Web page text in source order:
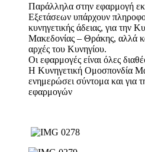
Παράλληλα στην εφαρμογή
Εξετάσεων υπάρχουν
κυνηγετικής άδειας, για την
Μακεδονίας – Θράκης, αλλά
αρχές του Κυνηγίου.
Οι εφαρμογές είναι όλες
Η Κυνηγετική Ομοσπονδία
ενημερώσει σύντομα και για
εφαρμογών